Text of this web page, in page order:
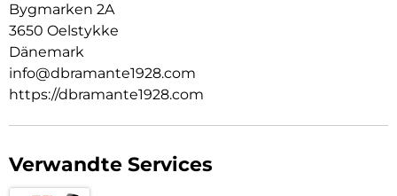
Bygmarken 2A
3650 Oelstykke
Dänemark
info@dbramante1928.com
https://dbramante1928.com
Verwandte Services